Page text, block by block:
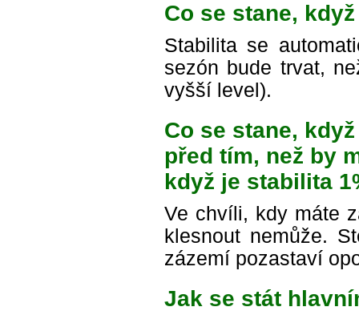
Co se stane,
Stabilita se
sezón bude trvat,
vyšší level).
Co se stane,
před tím, než by
když je stabilita
Ve chvíli, kdy máte
klesnout nemůže.
zázemí pozastaví
Jak se stát